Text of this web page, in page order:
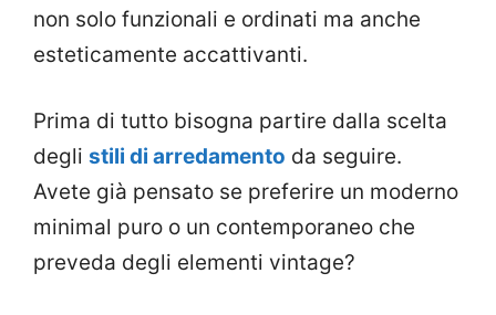
non solo funzionali e ordinati ma anche
esteticamente accattivanti.
Prima di tutto bisogna partire dalla scelta
degli stili di arredamento da seguire.
Avete già pensato se preferire un moderno
minimal puro o un contemporaneo che
preveda degli elementi vintage?